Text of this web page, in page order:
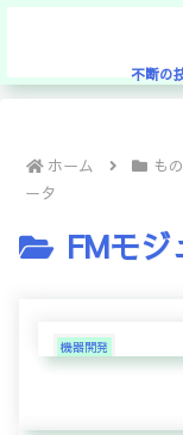
不断の
ホーム も
ータ
FMモジ
機器開発